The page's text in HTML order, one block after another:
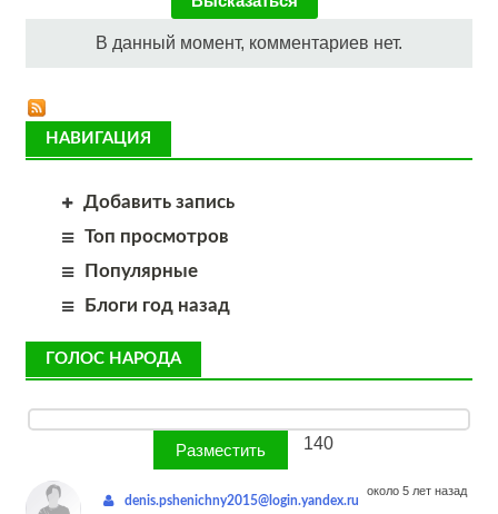
В данный момент, комментариев нет.
НАВИГАЦИЯ
Добавить запись
Топ просмотров
Популярные
Блоги год назад
ГОЛОС НАРОДА
140
denis.pshenichny2015@login.yandex.ru
около 5 лет назад